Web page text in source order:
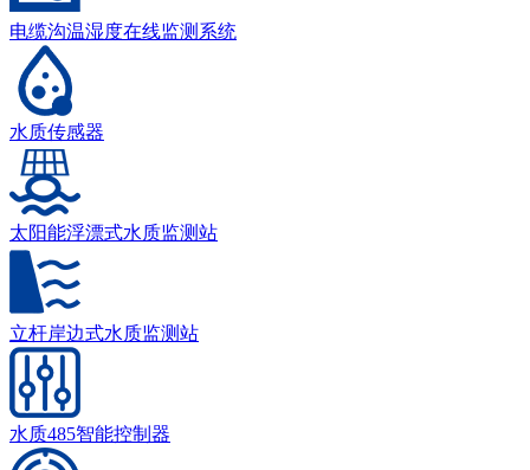
电缆沟温湿度在线监测系统
水质传感器
太阳能浮漂式水质监测站
立杆岸边式水质监测站
水质485智能控制器